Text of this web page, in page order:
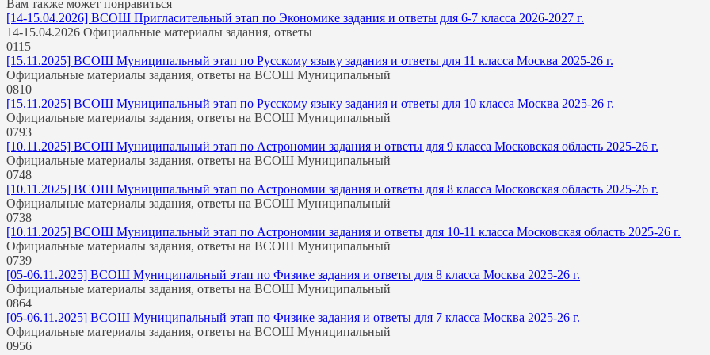
Вам также может понравиться
[14-15.04.2026] ВСОШ Пригласительный этап по Экономике задания и ответы для 6-7 класса 2026-2027 г.
14-15.04.2026 Официальные материалы задания, ответы
0115
[15.11.2025] ВСОШ Муниципальный этап по Русскому языку задания и ответы для 11 класса Москва 2025-26 г.
Официальные материалы задания, ответы на ВСОШ Муниципальный
0810
[15.11.2025] ВСОШ Муниципальный этап по Русскому языку задания и ответы для 10 класса Москва 2025-26 г.
Официальные материалы задания, ответы на ВСОШ Муниципальный
0793
[10.11.2025] ВСОШ Муниципальный этап по Астрономии задания и ответы для 9 класса Московская область 2025-26 г.
Официальные материалы задания, ответы на ВСОШ Муниципальный
0748
[10.11.2025] ВСОШ Муниципальный этап по Астрономии задания и ответы для 8 класса Московская область 2025-26 г.
Официальные материалы задания, ответы на ВСОШ Муниципальный
0738
[10.11.2025] ВСОШ Муниципальный этап по Астрономии задания и ответы для 10-11 класса Московская область 2025-26 г.
Официальные материалы задания, ответы на ВСОШ Муниципальный
0739
[05-06.11.2025] ВСОШ Муниципальный этап по Физике задания и ответы для 8 класса Москва 2025-26 г.
Официальные материалы задания, ответы на ВСОШ Муниципальный
0864
[05-06.11.2025] ВСОШ Муниципальный этап по Физике задания и ответы для 7 класса Москва 2025-26 г.
Официальные материалы задания, ответы на ВСОШ Муниципальный
0956